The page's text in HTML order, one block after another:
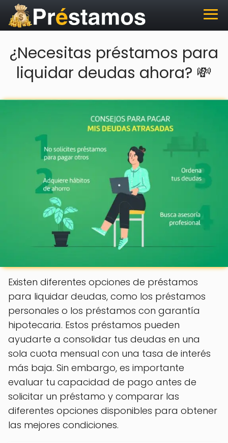
¿Necesitas préstamos para
liquidar deudas ahora? 💸
Existen diferentes opciones de préstamos
para liquidar deudas, como los préstamos
personales o los préstamos con garantía
hipotecaria. Estos préstamos pueden
ayudarte a consolidar tus deudas en una
sola cuota mensual con una tasa de interés
más baja. Sin embargo, es importante
evaluar tu capacidad de pago antes de
solicitar un préstamo y comparar las
diferentes opciones disponibles para obtener
las mejores condiciones.